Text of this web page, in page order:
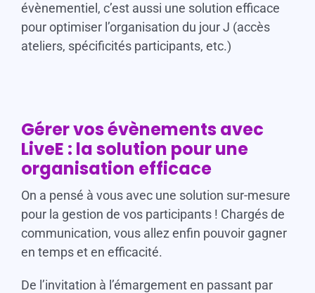
évènementiel, c’est aussi une solution efficace
pour optimiser l’organisation du jour J (accès
ateliers, spécificités participants, etc.)
Gérer vos évènements avec
LiveE : la solution pour une
organisation efficace
On a pensé à vous avec une solution sur-mesure
pour la gestion de vos participants ! Chargés de
communication, vous allez enfin pouvoir gagner
en temps et en efficacité.
De l’invitation à l’émargement en passant par